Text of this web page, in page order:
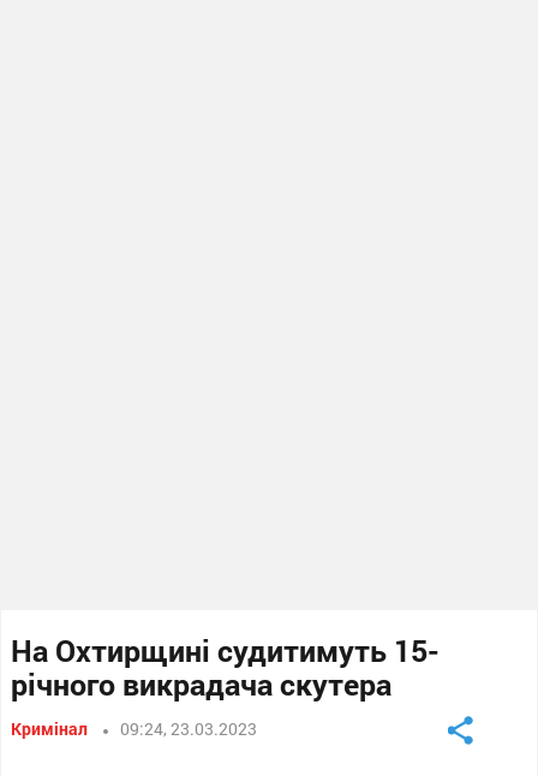
На Охтирщині судитимуть 15-
річного викрадача скутера
Кримінал 09:24, 23.03.2023